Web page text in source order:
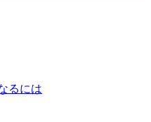
るには